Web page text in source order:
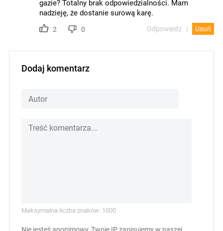
gazie? Totalny brak odpowiedzialności. Mam
nadzieję, że dostanie surową karę.
2 0 Odpowiedz Usuń
Dodaj komentarz
Maksymalna liczba znaków: 1000